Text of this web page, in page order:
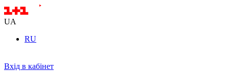
UA
RU
Вхід в кабінет